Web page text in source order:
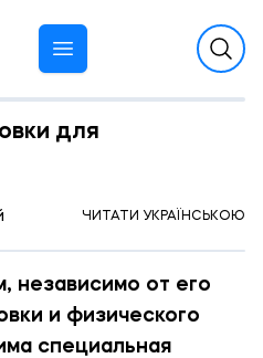
для
ЧИТАТИ УКРАЇНСЬКОЮ
независимо от его
и физического
специальная